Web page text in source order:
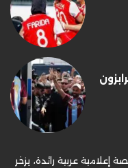
عربية رائدة، يزخر